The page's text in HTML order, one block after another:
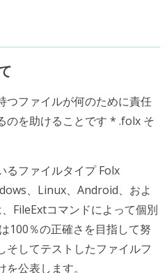
つファイルが何のために責任
のを助けることです * .folx そ
るファイルタイプ Folx
、Linux、Android、およ
FileExtコマンドによって個別
100％の正確さを目指して努
そしてテストしたファイルフ
公表します。